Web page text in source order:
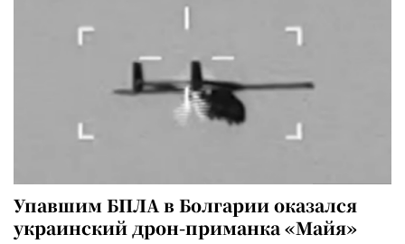
Упавшим БПЛА в Болгарии оказался
украинский дрон-приманка «Майя»